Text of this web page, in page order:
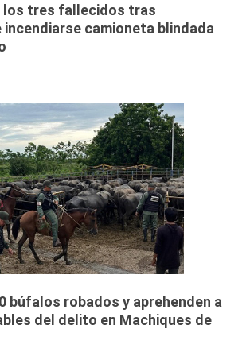
los tres fallecidos tras
camioneta blindada
búfalos robados y aprehenden a
del delito en Machiques de